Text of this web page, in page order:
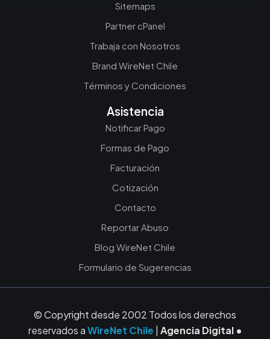
Sitemaps
Partner cPanel
Trabaja con Nosotros
Brand WireNet Chile
Términos y Condiciones
Asistencia
Notificar Pago
Formas de Pago
Facturación
Cotización
Contacto
Reportar Abuso
Blog WireNet Chile
Formulario de Sugerencias
© Copyright desde 2002 Todos los derechos
reservados aWireNet Chile Agencia Digital •